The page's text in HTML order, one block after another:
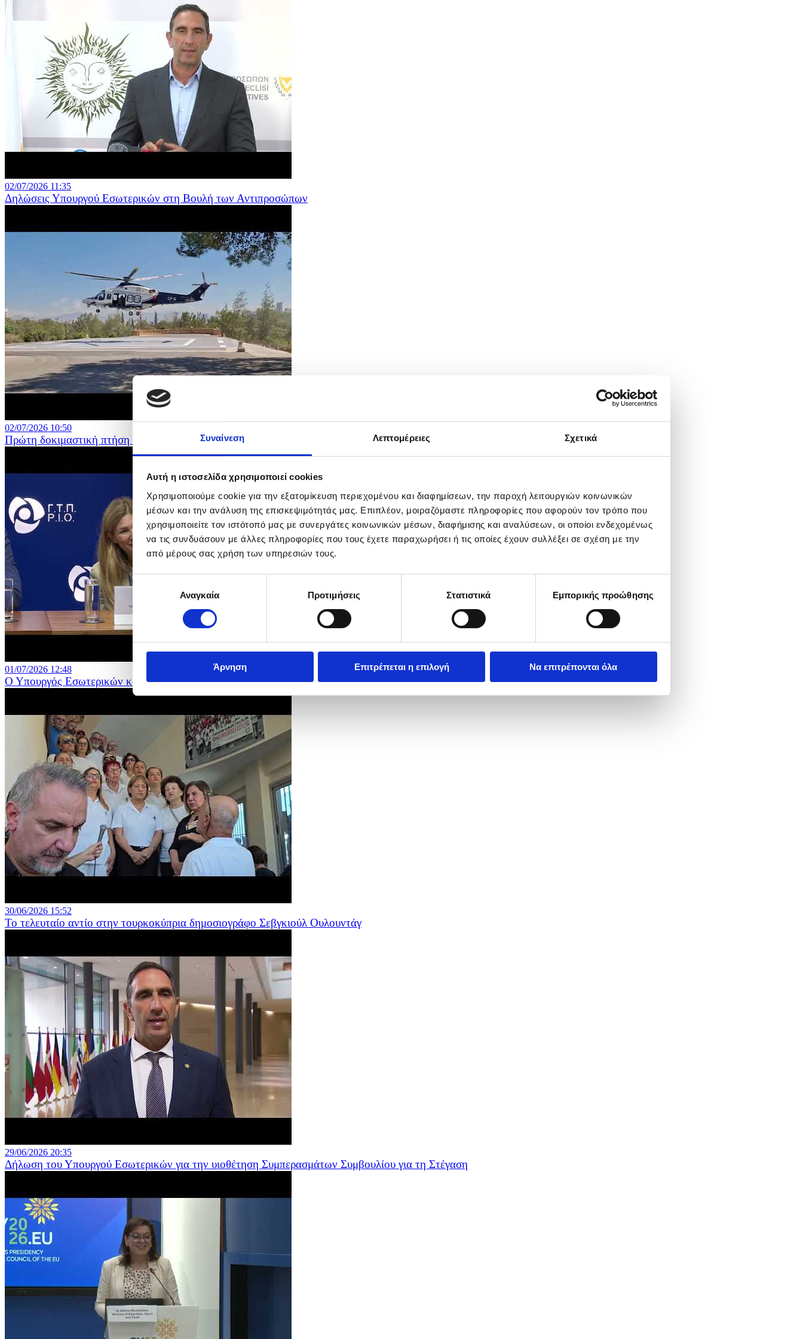
Συναίνεση Λεπτομέρειες Σχετικά
Αυτή η ιστοσελίδα χρησιμοποιεί cookies
Χρησιμοποιούμε cookie για την εξατομίκευση περιεχομένου και διαφημίσεων, την παροχή λειτουργιών κοινωνικών
μέσων και την ανάλυση της επισκεψιμότητάς μας. Επιπλέον, μοιραζόμαστε πληροφορίες που αφορούν τον τρόπο που
χρησιμοποιείτε τον ιστότοπό μας με συνεργάτες κοινωνικών μέσων, διαφήμισης και αναλύσεων, οι οποίοι ενδεχομένως
να τις συνδυάσουν με άλλες πληροφορίες που τους έχετε παραχωρήσει ή τις οποίες έχουν συλλέξει σε σχέση με την
από μέρους σας χρήση των υπηρεσιών τους.
Επιλογή
συγκατάθεσηςΑναγκαία Προτιμήσεις Στατιστικά Εμπορικής προώθησης
Άρνηση Επιτρέπεται η επιλογή Να επιτρέπονται όλα
02/07/2026 11:35
Δηλώσεις Υπουργού Εσωτερικών στη Βουλή των Αντιπροσώπων
02/07/2026 10:50
Πρώτη δοκιμαστική πτήση στο ελικοδρόμιο του Προεδρικού
01/07/2026 12:48
Ο Υπουργός Εσωτερικών και η Διευθύντρια του ΓΤΠ σε συνάντηση με το προσωπικό του ΓΤΠ
30/06/2026 15:52
Το τελευταίο αντίο στην τουρκοκύπρια δημοσιογράφο Σεβγκιούλ Ουλουντάγ
29/06/2026 20:35
Δήλωση του Υπουργού Εσωτερικών για την υιοθέτηση Συμπερασμάτων Συμβουλίου για τη Στέγαση